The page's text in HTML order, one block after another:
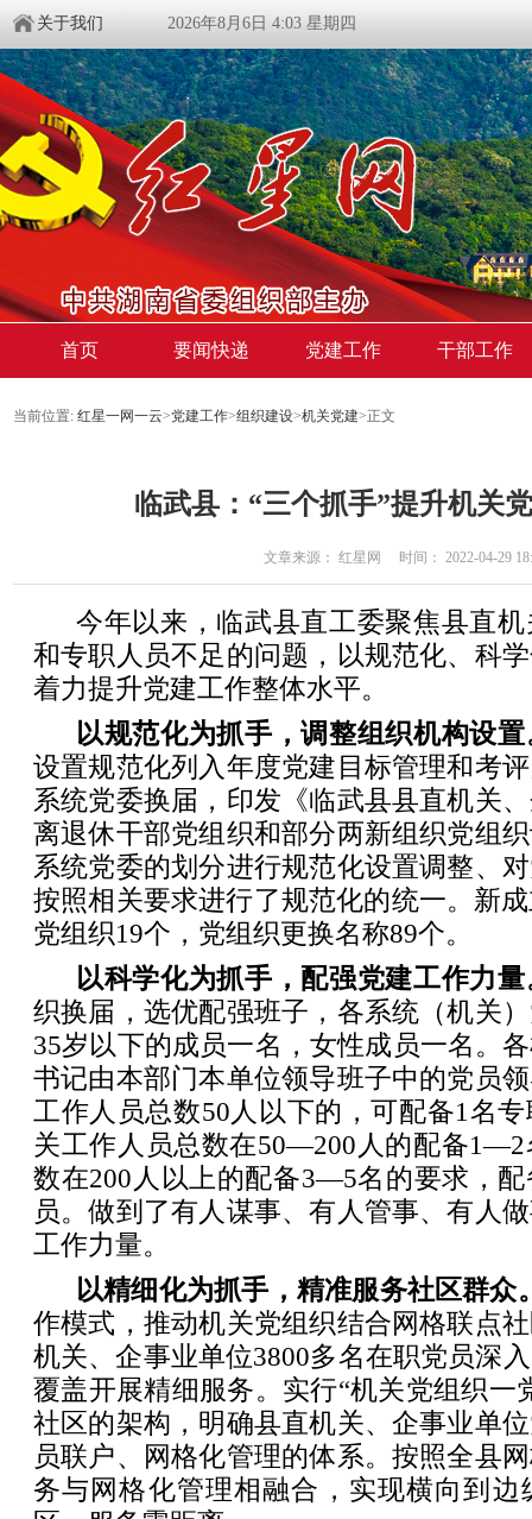
关于我们 2026年8月6日 4:03 星期四
首页 要闻快递 党建工作 干部工作
当前位置: 红星一网一云>党建工作>组织建设>机关党建>正文
临武县：“三个抓手”提升机关
文章来源： 红星网 时间： 2022-04-29
今年以来，临武县直工委聚焦县直
和专职人员不足的问题，以规范化、科
着力提升党建工作整体水平。
以规范化为抓手，调整组织机构设置
设置规范化列入年度党建目标管理和考
系统党委换届，印发《临武县县直机关
离退休干部党组织和部分两新组织党组
系统党委的划分进行规范化设置调整、
按照相关要求进行了规范化的统一。新
党组织19个，党组织更换名称89个。
以科学化为抓手，配强党建工作力量
织换届，选优配强班子，各系统（机关
35岁以下的成员一名，女性成员一名。
书记由本部门本单位领导班子中的党员
工作人员总数50人以下的，可配备1名
关工作人员总数在50—200人的配备
数在200人以上的配备3—5名的要求，
员。做到了有人谋事、有人管事、有人
工作力量。
以精细化为抓手，精准服务社区群众
作模式，推动机关党组织结合网格联点
机关、企事业单位3800多名在职党员深
覆盖开展精细服务。实行“机关党组织一
社区的架构，明确县直机关、企事业单
员联户、网格化管理的体系。按照全县
务与网格化管理相融合，实现横向到边